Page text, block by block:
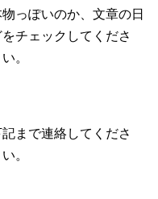
っぽいのか、文章の日
チェックしてくださ
。
まで連絡してくださ
。